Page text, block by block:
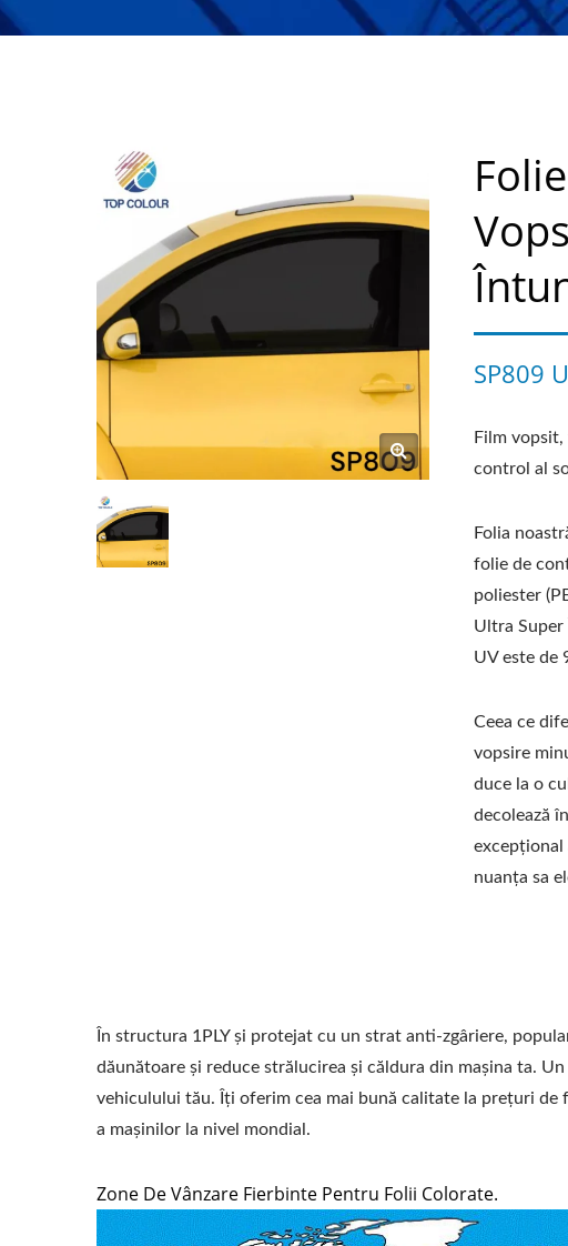
SP809
Film
control al
Folia
folie de
poliester
Ultra Super
UV este de
Ceea ce
vopsire
duce la o
decolează
excepțional
nuanța sa
În structura 1PLY și protejat cu un strat anti-zgâriere,
dăunătoare și reduce strălucirea și căldura din mașina ta.
vehiculului tău. Îți oferim cea mai bună calitate la prețuri
a mașinilor la nivel mondial.
Zone De Vânzare Fierbinte Pentru Folii Colorate.